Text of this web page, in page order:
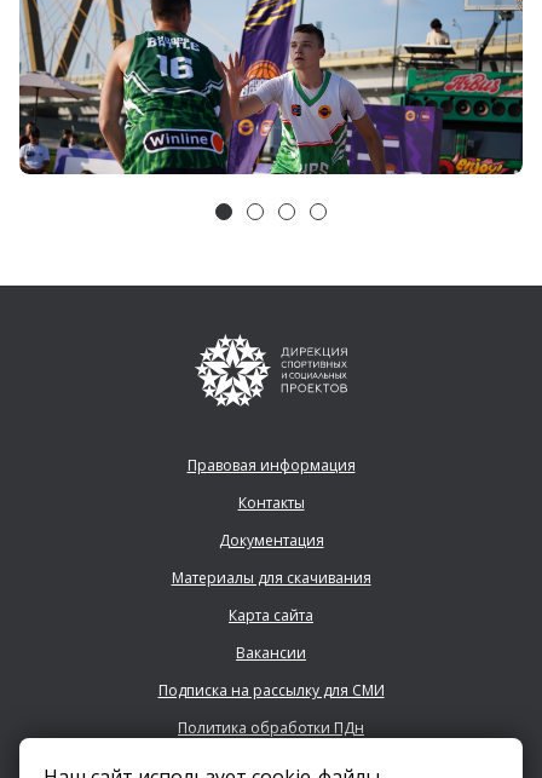
Правовая информация
Контакты
Документация
Материалы для скачивания
Карта сайта
Вакансии
Подписка на рассылку для СМИ
Политика обработки ПДн